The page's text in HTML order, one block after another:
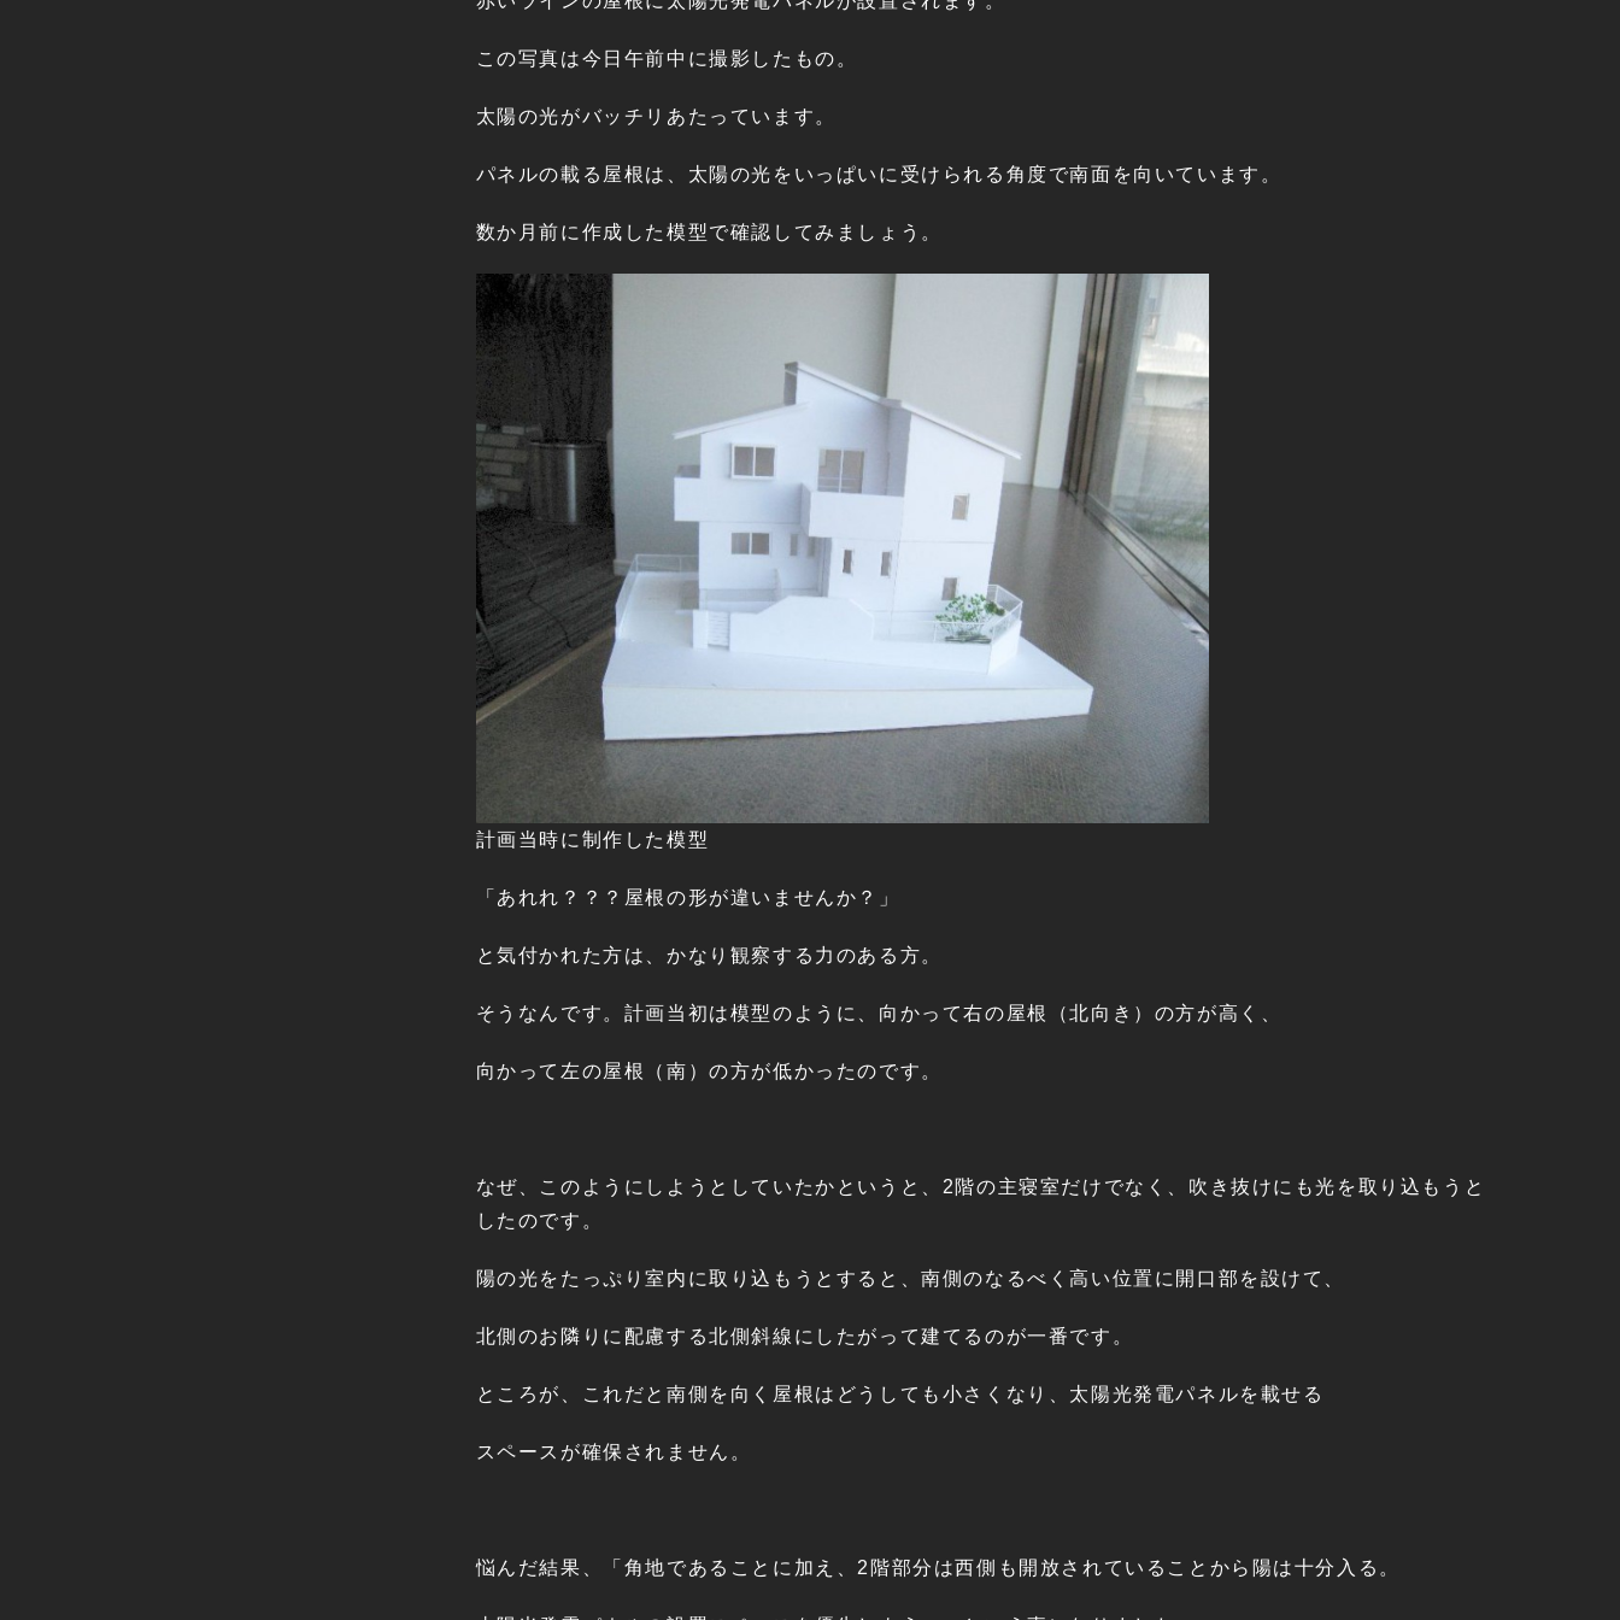
この写真は今日午前中に撮影したもの。
太陽の光がバッチリあたっています。
パネルの載る屋根は、太陽の光をいっぱいに受けられる角度で南面を向いています。
数か月前に作成した模型で確認してみましょう。
計画当時に制作した模型
「あれれ？？？屋根の形が違いませんか？」
と気付かれた方は、かなり観察する力のある方。
そうなんです。計画当初は模型のように、向かって右の屋根（北向き）の方が高く、
向かって左の屋根（南）の方が低かったのです。
なぜ、このようにしようとしていたかというと、2階の主寝室だけでなく、吹き抜けにも光を取り込もうと
したのです。
陽の光をたっぷり室内に取り込もうとすると、南側のなるべく高い位置に開口部を設けて、
北側のお隣りに配慮する北側斜線にしたがって建てるのが一番です。
ところが、これだと南側を向く屋根はどうしても小さくなり、太陽光発電パネルを載せる
スペースが確保されません。
悩んだ結果、「角地であることに加え、2階部分は西側も開放されていることから陽は十分入る。